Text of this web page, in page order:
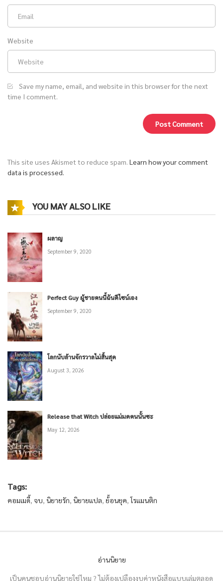
Website
Save my name, email, and website in this browser for the next
time I comment.
This site uses Akismet to reduce spam. Learn how your comment
data is processed.
YOU MAY ALSO LIKE
ผลาญ
September 9, 2020
Perfect Guy ผู้ชายคนนี้ฉันดีไซน์เอง
September 9, 2020
โลกนับล้านจักรวาลไม่สิ้นสุด
August 3, 2026
Release that Witch ปล่อยแม่มดคนนั้นซะ
May 12, 2026
Tags:
คอมเมดี้, จบ, นิยายรัก, นิยายแปล, ย้้อนยุค,โรแมนติก
อ่านนิยาย
เป็นคนชอบอ่านนิยายใช่ไหม ? ไม่ต้องเปลืองงบค่าหนังสือแบบเล่มตลอด